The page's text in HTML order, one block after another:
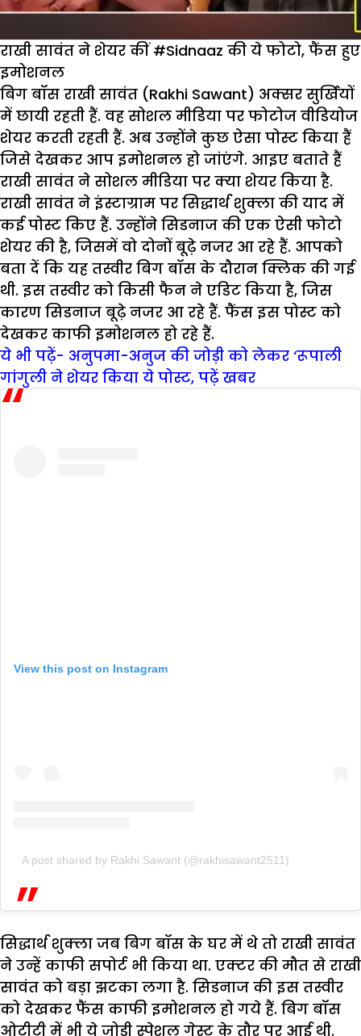
राखी सावंत ने शेयर कीं #Sidnaaz की ये फोटो, फैंस हुए
इमोशनल
बिग बॉस राखी सावंत (Rakhi Sawant) अक्सर सुर्खियों
में छायी रहती हैं. वह सोशल मीडिया पर फोटोज वीडियोज
शेयर करती रहती हैं. अब उन्होंने कुछ ऐसा पोस्ट किया हैं
जिसे देखकर आप इमोशनल हो जांएंगे. आइए बताते हैं
राखी सावंत ने सोशल मीडिया पर क्या शेयर किया है.
राखी सावंत ने इंस्टाग्राम पर सिद्धार्थ शुक्ला की याद में
कई पोस्ट किए हैं. उन्होंने सिडनाज की एक ऐसी फोटो
शेयर की है, जिसमें वो दोनों बूढ़े नजर आ रहे हैं. आपको
बता दें कि यह तस्वीर बिग बॉस के दौरान क्लिक की गई
थी. इस तस्वीर को किसी फैन ने एडिट किया है, जिस
कारण सिडनाज बूढ़े नजर आ रहे हैं. फैंस इस पोस्ट को
देखकर काफी इमोशनल हो रहे हैं.
ये भी पढ़ें- अनुपमा-अनुज की जोड़ी को लेकर ‘रूपाली
गांगुली ने शेयर किया ये पोस्ट, पढ़ें खबर
View this post on Instagram
A post shared by Rakhi Sawant (@rakhisawant2511)
सिद्धार्थ शुक्ला जब बिग बॉस के घर में थे तो राखी सावंत
ने उन्हें काफी सपोर्ट भी किया था. एक्टर की मौत से राखी
सावंत को बड़ा झटका लगा है. सिडनाज की इस तस्वीर
को देखकर फैंस काफी इमोशनल हो गये हैं. बिग बॉस
ओटीटी में भी ये जोड़ी स्पेशल गेस्ट के तौर पर आई थी.